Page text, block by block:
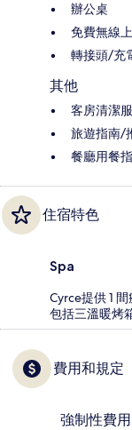
辦公桌
免費無線
轉接頭/充
其他
客房清潔
旅遊指南/
餐廳用餐
住宿特色
Spa
Cyrce提供 1
包括三溫暖烤
費用和規定
強制性費用